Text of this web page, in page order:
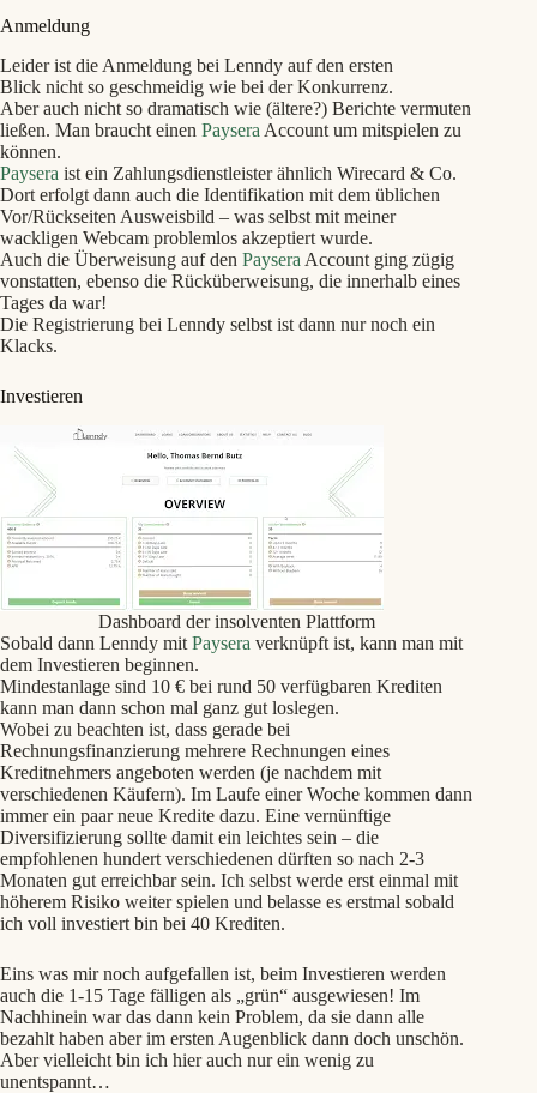
Anmeldung
Leider ist die Anmeldung bei Lenndy auf den ersten
Blick nicht so geschmeidig wie bei der Konkurrenz.
Aber auch nicht so dramatisch wie (ältere?) Berichte vermuten
ließen. Man braucht einen Paysera Account um mitspielen zu
können.
Paysera ist ein Zahlungsdienstleister ähnlich Wirecard & Co.
Dort erfolgt dann auch die Identifikation mit dem üblichen
Vor/Rückseiten Ausweisbild – was selbst mit meiner
wackligen Webcam problemlos akzeptiert wurde.
Auch die Überweisung auf den Paysera Account ging zügig
vonstatten, ebenso die Rücküberweisung, die innerhalb eines
Tages da war!
Die Registrierung bei Lenndy selbst ist dann nur noch ein
Klacks.
Investieren
Dashboard der insolventen Plattform
Sobald dann Lenndy mit Paysera verknüpft ist, kann man mit
dem Investieren beginnen.
Mindestanlage sind 10 € bei rund 50 verfügbaren Krediten
kann man dann schon mal ganz gut loslegen.
Wobei zu beachten ist, dass gerade bei
Rechnungsfinanzierung mehrere Rechnungen eines
Kreditnehmers angeboten werden (je nachdem mit
verschiedenen Käufern). Im Laufe einer Woche kommen dann
immer ein paar neue Kredite dazu. Eine vernünftige
Diversifizierung sollte damit ein leichtes sein – die
empfohlenen hundert verschiedenen dürften so nach 2-3
Monaten gut erreichbar sein. Ich selbst werde erst einmal mit
höherem Risiko weiter spielen und belasse es erstmal sobald
ich voll investiert bin bei 40 Krediten.
Eins was mir noch aufgefallen ist, beim Investieren werden
auch die 1-15 Tage fälligen als „grün“ ausgewiesen! Im
Nachhinein war das dann kein Problem, da sie dann alle
bezahlt haben aber im ersten Augenblick dann doch unschön.
Aber vielleicht bin ich hier auch nur ein wenig zu
unentspannt…